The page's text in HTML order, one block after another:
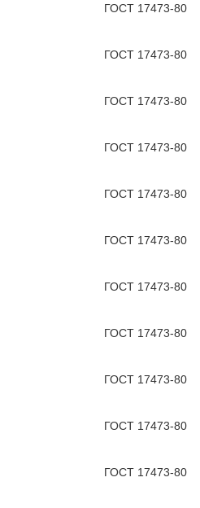
ГОСТ 17473-80
ГОСТ 17473-80
ГОСТ 17473-80
ГОСТ 17473-80
ГОСТ 17473-80
ГОСТ 17473-80
ГОСТ 17473-80
ГОСТ 17473-80
ГОСТ 17473-80
ГОСТ 17473-80
ГОСТ 17473-80